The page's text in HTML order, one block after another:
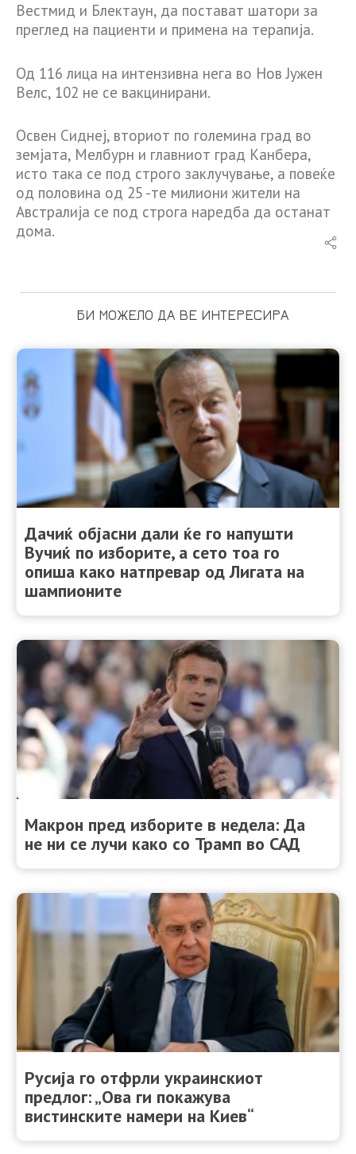
Вестмид и Блектаун, да постават шатори за
преглед на пациенти и примена на терапија.
Од 116 лица на интензивна нега во Нов Јужен
Велс, 102 не се вакцинирани.
Освен Сиднеј, вториот по големина град во
земјата, Мелбурн и главниот град Канбера,
исто така се под строго заклучување, а повеќе
од половина од 25 -те милиони жители на
Австралија се под строга наредба да останат
дома.
БИ МОЖЕЛО ДА ВЕ ИНТЕРЕСИРА
Дачиќ објасни дали ќе го напушти
Вучиќ по изборите, а сето тоа го
опиша како натпревар од Лигата на
шампионите
Макрон пред изборите в недела: Да
не ни се лучи како со Трамп во САД
Русија го отфрли украинскиот
предлог: „Ова ги покажува
вистинските намери на Киев“